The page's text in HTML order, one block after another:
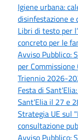
Igiene urbana:
disinfestazione
Libri di testo per
concreto per le
Avviso Pubblico:
per Commissione
Triennio 2026-
Festa di
Sant'Elia il 27 e
Strategia UE sul
consultazione
Avviso Pubblico: